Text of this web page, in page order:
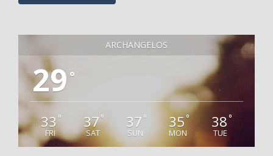
ARCHANGELOS
29 °
33°
FRI
37°
SAT
37 °
SUN
35°
MON
38°
TUE